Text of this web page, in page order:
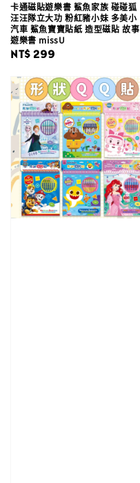
卡通磁貼遊樂書 鯊魚家族 碰碰狐
汪汪隊立大功 粉紅豬小妹 多美小
汽車 鯊魚寶寶貼紙 造型磁貼 故事
遊樂書 missU
Regular
NT$ 299